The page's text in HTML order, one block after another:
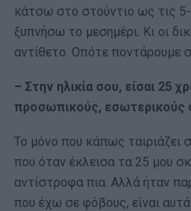
κάτσω στο στούντιο ως τις
ξυπνήσω το μεσημέρι. Κι οι
αντίθετο. Οπότε ποντάρουμε
– Στην ηλικία σου, είσαι 25
προσωπικούς, εσωτερικούς
Το μόνο που κάπως ταιριάζει
που όταν έκλεισα τα 25 μου
αντίστροφα πια. Αλλά ήταν
που έχω σε φόβους, είναι